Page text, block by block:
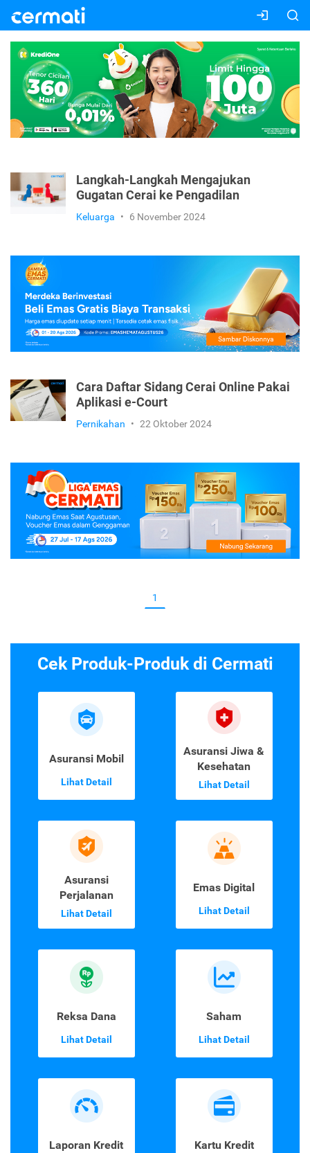
Langkah-Langkah Mengajukan
Gugatan Cerai ke Pengadilan
Keluarga • 6 November 2024
Cara Daftar Sidang Cerai Online Pakai
Aplikasi e-Court
Pernikahan • 22 Oktober 2024
1
Cek Produk-Produk di Cermati
Asuransi Mobil
Lihat Detail
Asuransi Jiwa &
Kesehatan
Lihat Detail
Asuransi
Perjalanan
Lihat Detail
Emas Digital
Lihat Detail
Reksa Dana
Lihat Detail
Saham
Lihat Detail
Laporan Kredit Kartu Kredit